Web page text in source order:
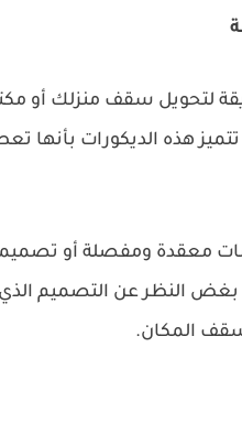
لتحويل سقف منزلك أو
تتميز هذه الديكورات بأنها
معقدة ومفصلة أو
بغض النظر عن التصميم
سقف المكان.